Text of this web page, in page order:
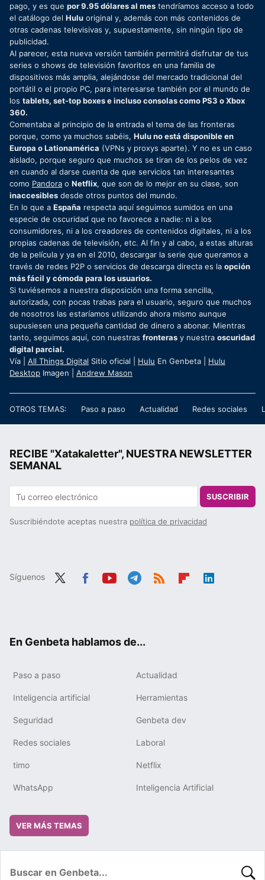
pago, y es que por 9.95 dólares al mes tendríamos acceso a todo
el catálogo del Hulu original y, además con más contenidos de
otras cadenas televisivas y, supuestamente, sin ningún tipo de
publicidad.
Al parecer, esta nueva versión también permitirá disfrutar de tus
series o shows de televisión favoritos en una familia de
dispositivos más amplia, alejándose del mercado tradicional del
portátil o el propio PC, para interesarse también por el mundo de
los tablets, set-top boxes e incluso consolas como PS3 o Xbox
360.
Comentaba al principio de la entrada el tema de las fronteras
porque, como ya muchos sabéis, Hulu no está disponible en
Europa o Lationamérica (VPNs y proxys aparte). Y no es un caso
aislado, porque seguro que muchos se tiran de los pelos de vez
en cuando al darse cuenta de que servicios tan interesantes
como Pandora o Netflix, que son de lo mejor en su clase, son
inaccesibles desde otros puntos del mundo.
En lo que a España respecta aquí seguimos sumidos en una
especie de oscuridad que no favorece a nadie: ni a los
consumidores, ni a los creadores de contenidos digitales, ni a los
propias cadenas de televisión, etc. Al fin y al cabo, a estas alturas
de la película y ya en el 2010, descargar la serie que queramos a
través de redes P2P o servicios de descarga directa es la opción
más fácil y cómoda para los usuarios.
Si tuviésemos a nuestra disposición una forma sencilla,
autorizada, con pocas trabas para el usuario, seguro que muchos
de nosotros las estaríamos utilizando ahora mismo aunque
supusiesen una pequeña cantidad de dinero a abonar. Mientras
tanto, seguimos aquí, con nuestras fronteras y nuestra oscuridad
digital parcial.
Vía | All Things Digital Sitio oficial | Hulu En Genbeta | Hulu
Desktop Imagen | Andrew Mason
OTROS TEMAS: Paso a paso Actualidad Redes sociales
RECIBE "Xatakaletter", NUESTRA NEWSLETTER
SEMANAL
SUSCRIBIR
Suscribiéndote aceptas nuestra política de privacidad
Síguenos
En Genbeta hablamos de...
Paso a paso Actualidad
Inteligencia artificial Herramientas
Seguridad Genbeta dev
Redes sociales Laboral
timo Netflix
WhatsApp Inteligencia Artificial
VER MÁS TEMAS